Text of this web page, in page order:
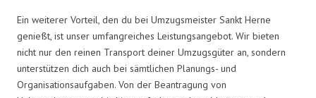
Ein weiterer Vorteil, den du bei Umzugsmeister Sankt Herne
genießt, ist unser umfangreiches Leistungsangebot. Wir bieten
nicht nur den reinen Transport deiner Umzugsgüter an, sondern
unterstützen dich auch bei sämtlichen Planungs- und
Organisationsaufgaben. Von der Beantragung von